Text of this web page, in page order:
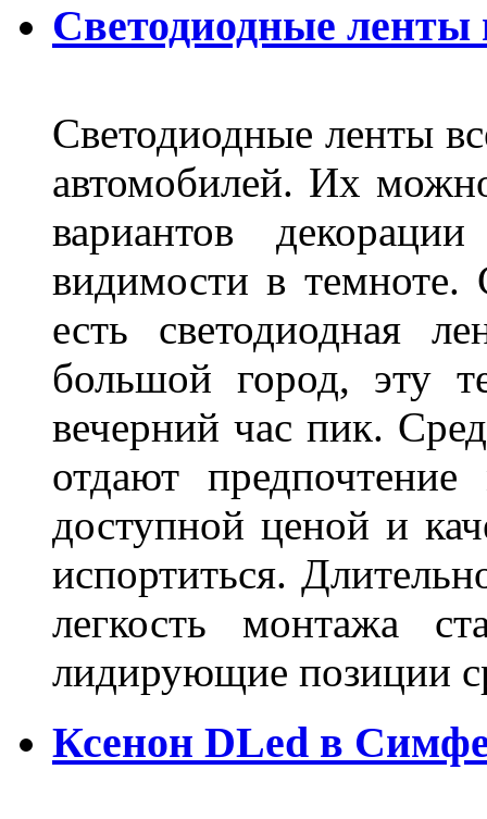
Светодиодные
Светодиодные ленты
автомобилей. Их
вариантов
видимости в темноте.
есть светодиодная
большой город, эту
вечерний час пик.
отдают
доступной ценой и
испортиться.
легкость монтажа
лидирующие
Ксенон DLed в